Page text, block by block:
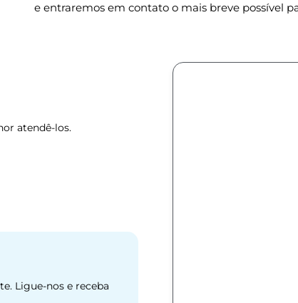
e entraremos em contato o mais breve possível
atendê-los.
Ligue-nos e receba